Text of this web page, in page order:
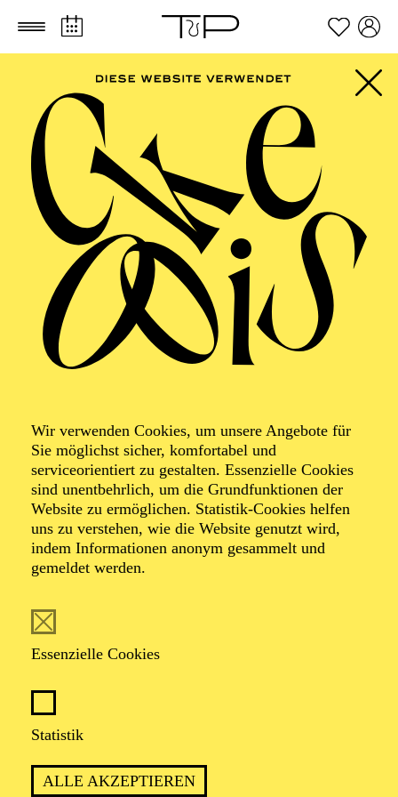
Zum Hauptinhalt springen Zum Footer springen
Wir verwenden Cookies, um unsere Angebote für
Sie möglichst sicher, komfortabel und
serviceorientiert zu gestalten. Essenzielle Cookies
sind unentbehrlich, um die Grundfunktionen der
Website zu ermöglichen. Statistik-Cookies helfen
uns zu verstehen, wie die Website genutzt wird,
indem Informationen anonym gesammelt und
gemeldet werden.
Essenzielle Cookies
Statistik
ALLE AKZEPTIEREN
Foto: Akademie Musiktheater Heute / Deutsche Bank
Stiftung
Leitende Dramaturgin
Patricia Knebel, geboren und aufgewachsen in Essen,
studierte Musikwissenschaft und